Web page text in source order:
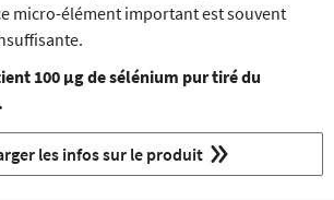
micro-élément important est souvent
100 µg de sélénium pur tiré du
les infos sur le produit